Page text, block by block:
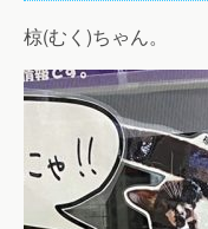
椋(むく)ちゃん。